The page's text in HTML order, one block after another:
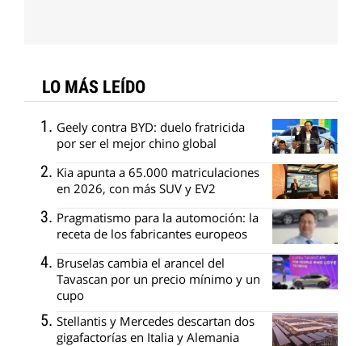
LO MÁS LEÍDO
Geely contra BYD: duelo fratricida
por ser el mejor chino global
Kia apunta a 65.000 matriculaciones
en 2026, con más SUV y EV2
Pragmatismo para la automoción: la
receta de los fabricantes europeos
Bruselas cambia el arancel del
Tavascan por un precio mínimo y un
cupo
Stellantis y Mercedes descartan dos
gigafactorías en Italia y Alemania